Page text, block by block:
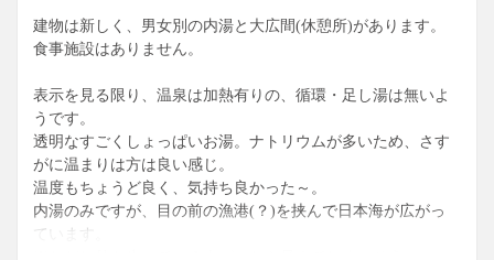
建物は新しく、男女別の内湯と大広間(休憩所)があります。
食事施設はありません。
表示を見る限り、温泉は加熱有りの、循環・足し湯は無いよ
うです。
透明なすごくしょっぱいお湯。ナトリウムが多いため、さす
がに温まりは方は良い感じ。
温度もちょうど良く、気持ち良かった～。
内湯のみですが、目の前の漁港(？)を挟んで日本海が広がっ
ています。